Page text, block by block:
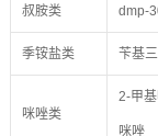
叔胺类 dmp-
季铵盐类 苄基
咪唑类
2-甲
咪唑